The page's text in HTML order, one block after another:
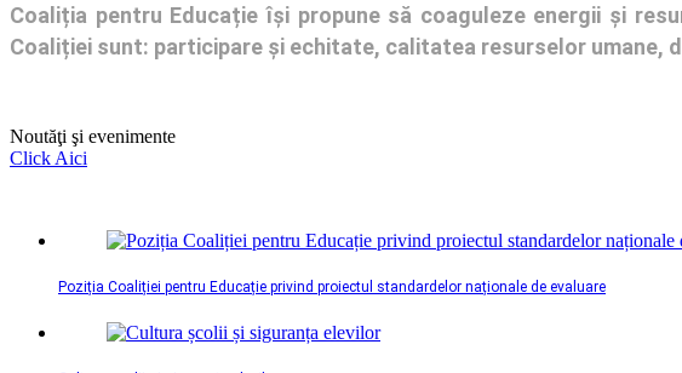
Coaliția pentru Educație își propune să coaguleze energii și
Coaliției sunt: participare și echitate, calitatea resurselor umane,
Noutăţi şi evenimente
Click Aici
Poziția Coaliției pentru Educație privind proiectul standardelor naționale de evaluare